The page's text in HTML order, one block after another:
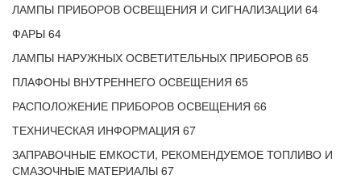
ЛАМПЫ ПРИБОРОВ ОСВЕЩЕНИЯ И СИГНАЛИЗАЦИИ 64
ФАРЫ 64
ЛАМПЫ НАРУЖНЫХ ОСВЕТИТЕЛЬНЫХ ПРИБОРОВ 65
ПЛАФОНЫ ВНУТРЕННЕГО ОСВЕЩЕНИЯ 65
РАСПОЛОЖЕНИЕ ПРИБОРОВ ОСВЕЩЕНИЯ 66
ТЕХНИЧЕСКАЯ ИНФОРМАЦИЯ 67
ЗАПРАВОЧНЫЕ ЕМКОСТИ, РЕКОМЕНДУЕМОЕ ТОПЛИВО И
СМАЗОЧНЫЕ МАТЕРИАЛЫ 67